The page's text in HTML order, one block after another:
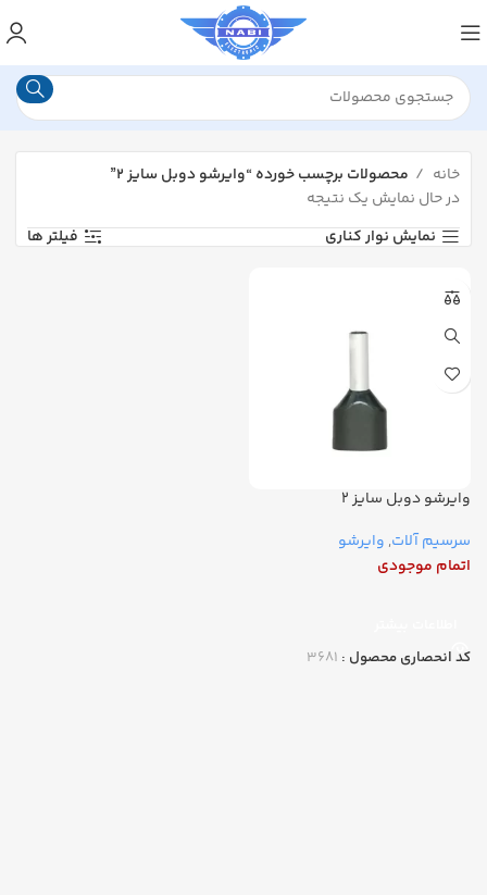
خانه
محصولات برچسب خورده “وایرشو دوبل سایز ۲”
در حال نمایش یک نتیجه
نمایش نوار کناری
فیلتر ها
وایرشو دوبل سایز ۲
سرسیم آلات, وایرشو
اتمام موجودی
کد انحصاری محصول : ۳۶۸۱